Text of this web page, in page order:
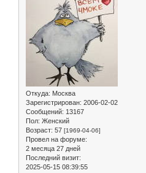
Откуда: Москва
Зарегистрирован: 2006-02-02
Сообщений: 13167
Пол: Женский
Возраст: 57 [1969-04-06]
Провел на форуме:
2 месяца 27 дней
Последний визит:
2025-05-15 08:39:55